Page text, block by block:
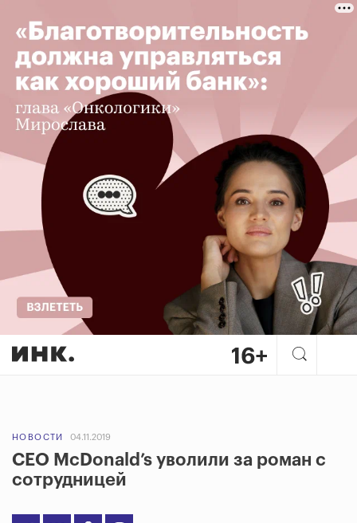
НОВОСТИ 04.11.2019
CEO McDonald’s уволили за роман с
сотрудницей